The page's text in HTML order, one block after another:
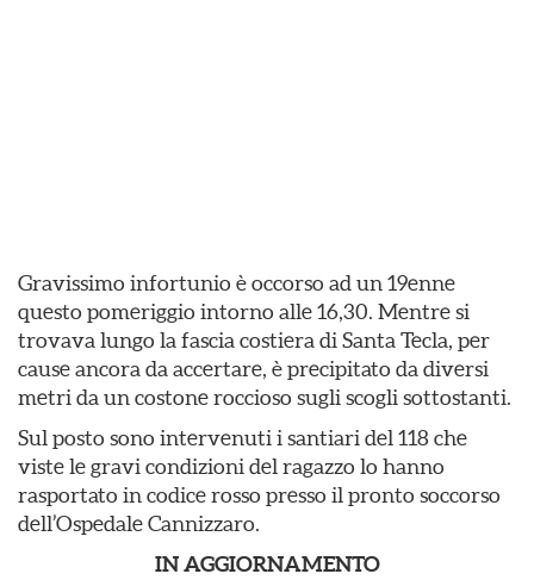
Gravissimo infortunio è occorso ad un 19enne
questo pomeriggio intorno alle 16,30. Mentre si
trovava lungo la fascia costiera di Santa Tecla, per
cause ancora da accertare, è precipitato da diversi
metri da un costone roccioso sugli scogli sottostanti.
Sul posto sono intervenuti i santiari del 118 che
viste le gravi condizioni del ragazzo lo hanno
rasportato in codice rosso presso il pronto soccorso
dell’Ospedale Cannizzaro.
IN AGGIORNAMENTO